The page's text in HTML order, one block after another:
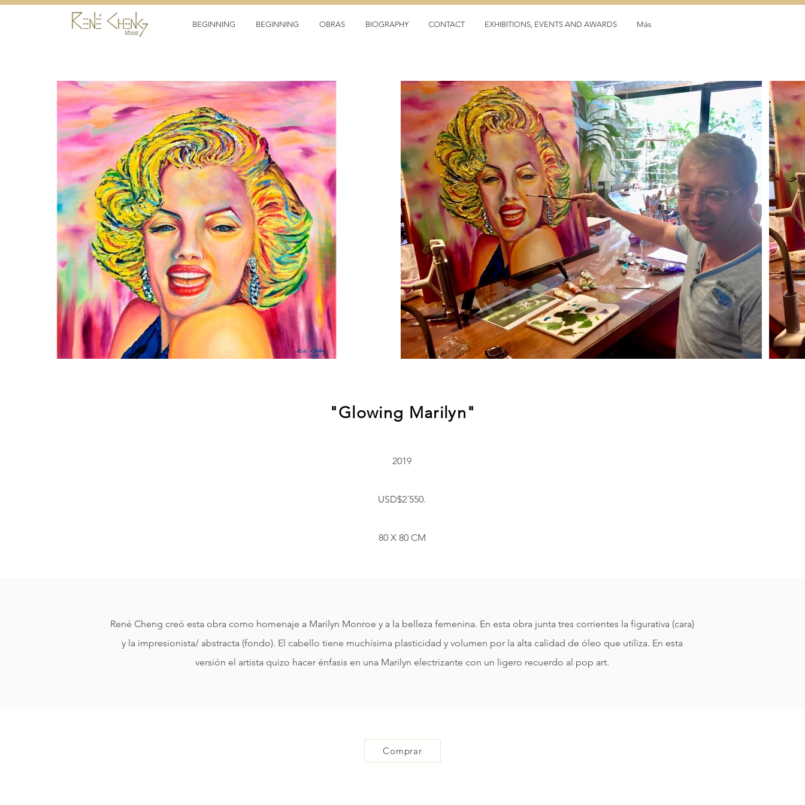
BEGINNING BEGINNING OBRAS BIOGRAPHY CONTACT EXHIBITIONS, EVENTS AND AWARDS Más
"Glowing Marilyn"
2019
USD$2´550.
80 X 80 CM
René Cheng creó esta obra como homenaje a Marilyn Monroe y a la belleza femenina. En esta obra junta tres corrientes la figurativa (cara)
y la impresionista/ abstracta (fondo). El cabello tiene muchísima plasticidad y volumen por la alta calidad de óleo que utiliza. En esta
versión el artista quizo hacer énfasis en una Marilyn electrizante con un ligero recuerdo al pop art.
Comprar